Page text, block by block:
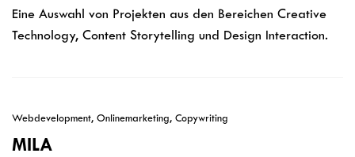
Eine Auswahl von Projekten aus den Bereichen Creative
Technology, Content Storytelling und Design Interaction.
Webdevelopment, Onlinemarketing, Copywriting
MILA